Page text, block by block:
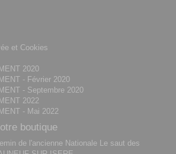
et Cookies
2020
- Février 2020
- Septembre 2020
2022
- Mai 2022
boutique
de l'ancienne Nationale Le saut des